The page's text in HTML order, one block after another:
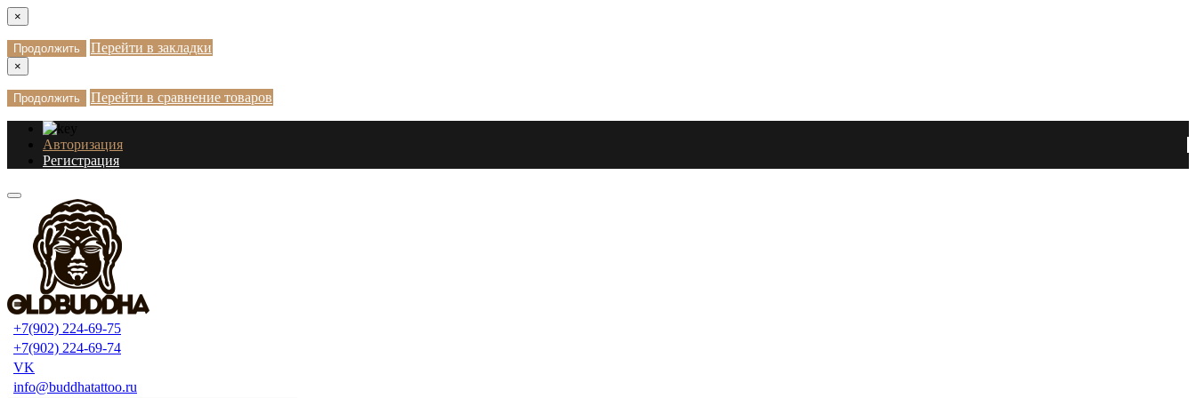
×
Продолжить Перейти в закладки
×
Продолжить Перейти в сравнение товаров
Авторизация
Регистрация
+7(902) 224-69-75
+7(902) 224-69-74
VK
info@buddhatattoo.ru